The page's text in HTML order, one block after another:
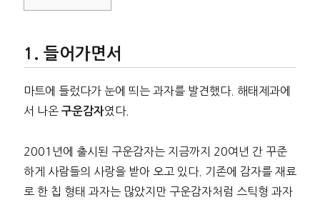
들어가면서
마트에 들렀다가 눈에 띄는 과자를 발견했다. 해태제과에
서 나온 구운감자였다.
2001년에 출시된 구운감자는 지금까지 20여년 간 꾸준
하게 사람들의 사랑을 받아 오고 있다. 기존에 감자를 재료
로 한 칩 형태 과자는 많았지만 구운감자처럼 스틱형 과자